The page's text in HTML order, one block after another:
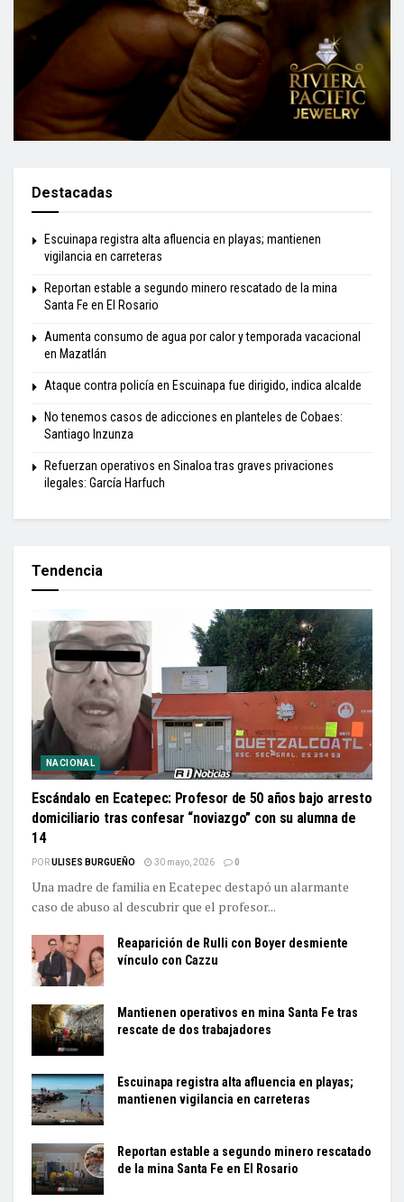
Destacadas
Escuinapa registra alta afluencia en playas; mantienen
vigilancia en carreteras
Reportan estable a segundo minero rescatado de la mina
Santa Fe en El Rosario
Aumenta consumo de agua por calor y temporada vacacional
en Mazatlán
Ataque contra policía en Escuinapa fue dirigido, indica alcalde
No tenemos casos de adicciones en planteles de Cobaes:
Santiago Inzunza
Refuerzan operativos en Sinaloa tras graves privaciones
ilegales: García Harfuch
Tendencia
NACIONAL
Escándalo en Ecatepec: Profesor de 50 años bajo arresto
domiciliario tras confesar “noviazgo” con su alumna de
14
PORULISES BURGUEÑO 30 mayo, 2026 0
Una madre de familia en Ecatepec destapó un alarmante
caso de abuso al descubrir que el profesor...
Reaparición de Rulli con Boyer desmiente
vínculo con Cazzu
Mantienen operativos en mina Santa Fe tras
rescate de dos trabajadores
Escuinapa registra alta afluencia en playas;
mantienen vigilancia en carreteras
Reportan estable a segundo minero rescatado
de la mina Santa Fe en El Rosario